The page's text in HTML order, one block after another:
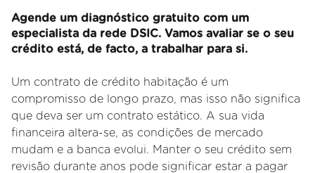
Agende um diagnóstico gratuito com um
especialista da rede DSIC. Vamos avaliar se o seu
crédito está, de facto, a trabalhar para si.
Um contrato de crédito habitação é um
compromisso de longo prazo, mas isso não significa
que deva ser um contrato estático. A sua vida
financeira altera-se, as condições de mercado
mudam e a banca evolui. Manter o seu crédito sem
revisão durante anos pode significar estar a pagar